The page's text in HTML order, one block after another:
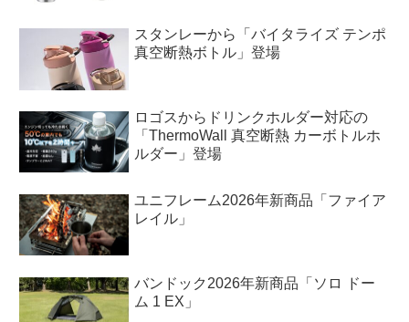
スタンレーから「バイタライズ テンポ
真空断熱ボトル」登場
ロゴスからドリンクホルダー対応の
「ThermoWall 真空断熱 カーボトルホ
ルダー」登場
ユニフレーム2026年新商品「ファイア
レイル」
バンドック2026年新商品「ソロ ドー
ム 1 EX」